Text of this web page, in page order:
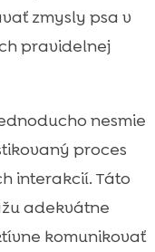
zmysly psa v
pravidelnej
nesmie
proces
interakcií. Táto
adekvátne
komunikovať